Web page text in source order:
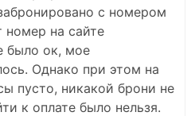
с номером
номер на сайте
было ок, мое
Однако при этом на
пусто, никакой брони не
к оплате было нельзя.